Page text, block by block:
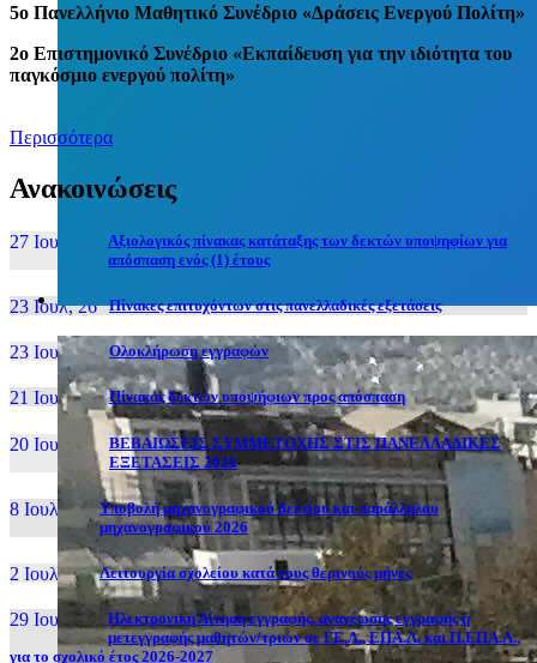
5o Πανελλήνιο Μαθητικό Συνέδριο «Δράσεις Ενεργού Πολίτη»
2ο Επιστημονικό Συνέδριο «Εκπαίδευση για την ιδιότητα του
παγκόσμιο ενεργού πολίτη»
Περισσότερα
Ανακοινώσεις
27 Ιουν, 26
Αξιολογικός πίνακας κατάταξης των δεκτών υποψηφίων για
απόσπαση ενός (1) έτους
23 Ιουλ, 26 Πίνακες επιτυχόντων στις πανελλαδικές εξετάσεις
23 Ιουλ, 26 Ολοκλήρωση εγγραφών
21 Ιουλ, 26 Πίνακας δεκτών υποψήφιων προς απόσπαση
20 Ιουλ, 26
ΒΕΒΑΙΩΣΕΙΣ ΣΥΜΜΕΤΟΧΗΣ ΣΤΙΣ ΠΑΝΕΛΛΑΔΙΚΕΣ
ΕΞΕΤΑΣΕΙΣ 2026
8 Ιουλ, 26
Υποβολή μηχανογραφικού δελτίου και παράλληλου
μηχανογραφικού 2026
2 Ιουλ, 26 Λειτουργία σχολείου κατά τους θερινούς μήνες
29 Ιουν, 26
Ηλεκτρονική Αίτηση εγγραφής, ανανέωσης εγγραφής ή
μετεγγραφής μαθητών/τριών σε ΓΕ.Λ., ΕΠΑ.Λ. και Π.ΕΠΑ.Λ.,
για το σχολικό έτος 2026-2027